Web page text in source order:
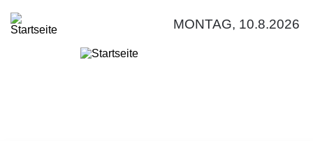
MONTAG, 10.8.2026